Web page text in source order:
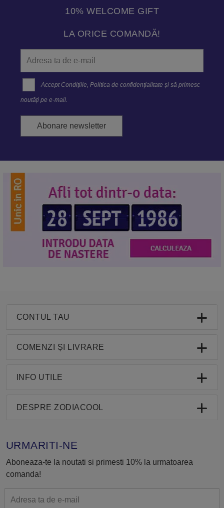
10% WELCOME GIFT
LA ORICE COMANDĂ!
Accept Condițiile,Politica de confidenţialitate și să primesc
noutăți pe e-mail.
Abonare newsletter
CONTUL TAU
COMENZI ȘI LIVRARE
INFO UTILE
DESPRE ZODIACOOL
URMARITI-NE
Aboneaza-te la noutati si primesti 10% la urmatoarea
comanda!